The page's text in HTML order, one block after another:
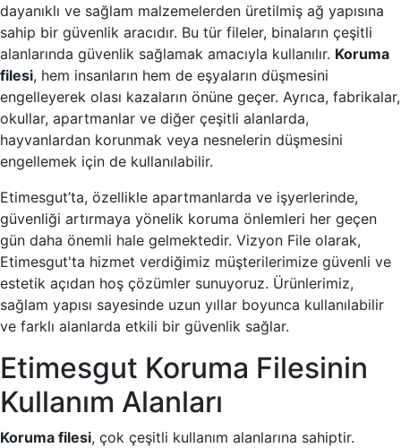
dayanıklı ve sağlam malzemelerden üretilmiş ağ yapısına
sahip bir güvenlik aracıdır. Bu tür fileler, binaların çeşitli
alanlarında güvenlik sağlamak amacıyla kullanılır. Koruma
filesi, hem insanların hem de eşyaların düşmesini
engelleyerek olası kazaların önüne geçer. Ayrıca, fabrikalar,
okullar, apartmanlar ve diğer çeşitli alanlarda,
hayvanlardan korunmak veya nesnelerin düşmesini
engellemek için de kullanılabilir.
Etimesgut’ta, özellikle apartmanlarda ve işyerlerinde,
güvenliği artırmaya yönelik koruma önlemleri her geçen
gün daha önemli hale gelmektedir. Vizyon File olarak,
Etimesgut'ta hizmet verdiğimiz müşterilerimize güvenli ve
estetik açıdan hoş çözümler sunuyoruz. Ürünlerimiz,
sağlam yapısı sayesinde uzun yıllar boyunca kullanılabilir
ve farklı alanlarda etkili bir güvenlik sağlar.
Etimesgut Koruma Filesinin
Kullanım Alanları
Koruma filesi, çok çeşitli kullanım alanlarına sahiptir.